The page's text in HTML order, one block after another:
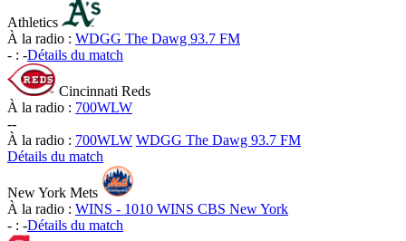
Athletics
À la radio : WDGG The Dawg 93.7 FM
- : -Détails du match
Cincinnati Reds
À la radio : 700WLW
--
À la radio : 700WLW WDGG The Dawg 93.7 FM
Détails du match
New York Mets
À la radio : WINS - 1010 WINS CBS New York
- : -Détails du match